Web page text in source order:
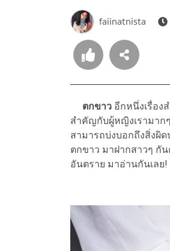
faiinatnista
ตกขาว อีกหนึ่งเรื่อง
สำคัญกับผู้หญิงเรามาก
สามารถบ่งบอกถึงสิ่งผิ
ตกขาว มาฝากสาวๆ กั
อันตราย มาอ่านกันเลย!